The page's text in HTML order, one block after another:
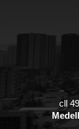
cll